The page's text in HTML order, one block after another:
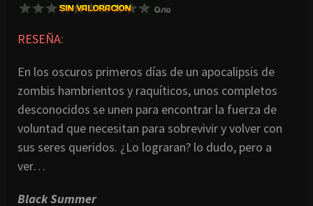
RESEÑA:
En los oscuros primeros días de un apocalipsis de
zombis hambrientos y raquíticos, unos completos
desconocidos se unen para encontrar la fuerza de
voluntad que necesitan para sobrevivir y volver con
sus seres queridos. ¿Lo lograran? lo dudo, pero a
ver…
Black Summer